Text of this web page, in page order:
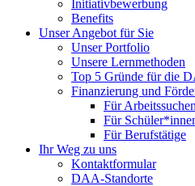
Initiativbewerbung
Benefits
Unser Angebot für Sie
Unser Portfolio
Unsere Lernmethoden
Top 5 Gründe für die
Finanzierung und
Für
Für
Für Berufstätige
Ihr Weg zu uns
Kontaktformular
DAA-Standorte